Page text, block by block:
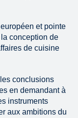
et pointe
conception de
de cuisine
conclusions
en demandant à
instruments
aux ambitions du